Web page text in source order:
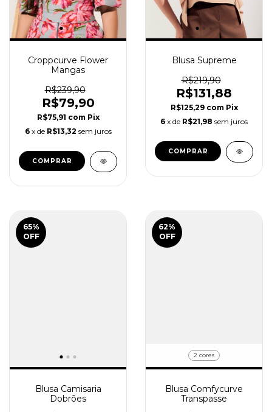
Croppcurve Flower
Mangas
R$239,90
R$79,90
R$75,91 com Pix
6 x de R$13,32 sem juros
COMPRAR
Blusa Supreme
R$219,90
R$131,88
R$125,29 com Pix
6 x de R$21,98 sem juros
COMPRAR
65%
OFF
Blusa Camisaria
Dobrões
62%
OFF
2 cores
Blusa Comfycurve
Transpasse